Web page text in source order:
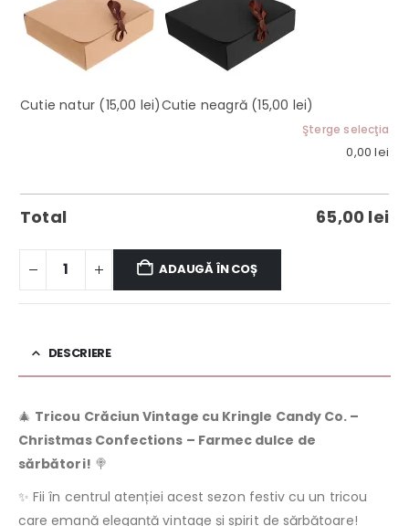
Cutie natur (15,00 lei)Cutie neagră (15,00 lei)
Şterge selecţia
0,00lei
Total 65,00 lei
ADAUGĂ ÎN COȘ
DESCRIERE
🎄 Tricou Crăciun Vintage cu Kringle Candy Co. –
Christmas Confections – Farmec dulce de
sărbători! 🍭
✨ Fii în centrul atenției acest sezon festiv cu un tricou
care emană eleganță vintage și spirit de sărbătoare!